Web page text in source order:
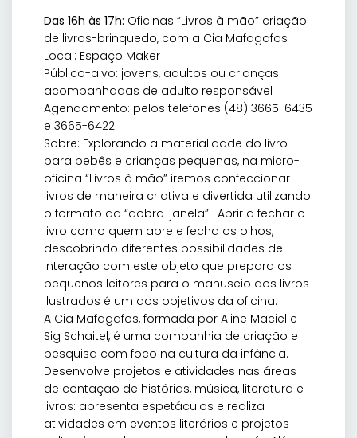
Das 16h às 17h: Oficinas “Livros à mão” criação
de livros-brinquedo, com a Cia Mafagafos
Local: Espaço Maker
Público-alvo: jovens, adultos ou crianças
acompanhadas de adulto responsável
Agendamento: pelos telefones (48) 3665-6435
e 3665-6422
Sobre: Explorando a materialidade do livro
para bebês e crianças pequenas, na micro-
oficina “Livros à mão” iremos confeccionar
livros de maneira criativa e divertida utilizando
o formato da “dobra-janela”. Abrir a fechar o
livro como quem abre e fecha os olhos,
descobrindo diferentes possibilidades de
interação com este objeto que prepara os
pequenos leitores para o manuseio dos livros
ilustrados é um dos objetivos da oficina.
A Cia Mafagafos, formada por Aline Maciel e
Sig Schaitel, é uma companhia de criação e
pesquisa com foco na cultura da infância.
Desenvolve projetos e atividades nas áreas
de contação de histórias, música, literatura e
livros: apresenta espetáculos e realiza
atividades em eventos literários e projetos